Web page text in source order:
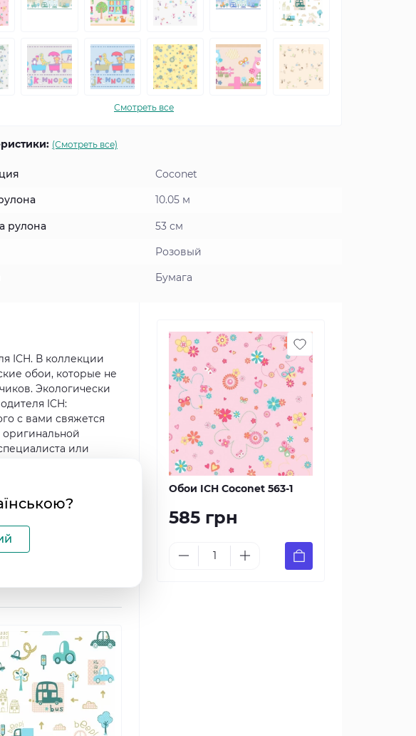
Смотреть все
(Смотреть все)
Coconet
10.05 м
рулона 53 см
Розовый
Бумага
ICH. В коллекции
обои, которые не
Экологически
ICH:
с вами свяжется
или
поможем Вам
Легкого и
Обои ICH Coconet 563-1
585 грн